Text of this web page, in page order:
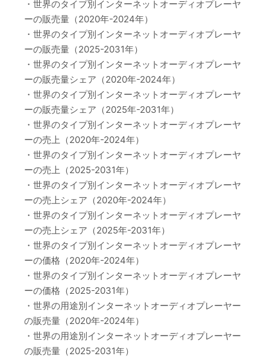
・世界のタイプ別インターネットオーディオプレーヤ
ーの販売量（2020年-2024年）
・世界のタイプ別インターネットオーディオプレーヤ
ーの販売量（2025-2031年）
・世界のタイプ別インターネットオーディオプレーヤ
ーの販売量シェア（2020年-2024年）
・世界のタイプ別インターネットオーディオプレーヤ
ーの販売量シェア（2025年-2031年）
・世界のタイプ別インターネットオーディオプレーヤ
ーの売上（2020年-2024年）
・世界のタイプ別インターネットオーディオプレーヤ
ーの売上（2025-2031年）
・世界のタイプ別インターネットオーディオプレーヤ
ーの売上シェア（2020年-2024年）
・世界のタイプ別インターネットオーディオプレーヤ
ーの売上シェア（2025年-2031年）
・世界のタイプ別インターネットオーディオプレーヤ
ーの価格（2020年-2024年）
・世界のタイプ別インターネットオーディオプレーヤ
ーの価格（2025-2031年）
・世界の用途別インターネットオーディオプレーヤー
の販売量（2020年-2024年）
・世界の用途別インターネットオーディオプレーヤー
の販売量（2025-2031年）